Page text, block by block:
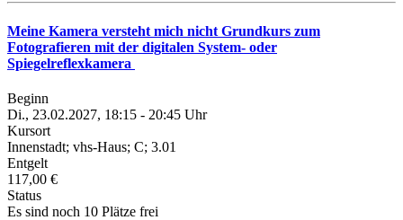
Meine Kamera versteht mich nicht Grundkurs zum
Fotografieren mit der digitalen System- oder
Spiegelreflexkamera
Beginn
Di., 23.02.2027, 18:15 - 20:45 Uhr
Kursort
Innenstadt; vhs-Haus; C; 3.01
Entgelt
117,00 €
Status
Es sind noch 10 Plätze frei